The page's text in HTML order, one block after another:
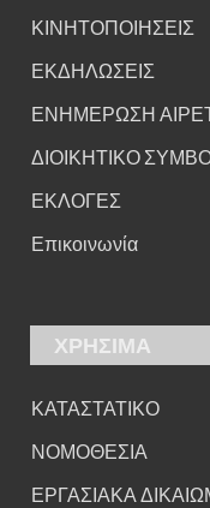
ΚΙΝΗΤΟΠΟΙΗΣΕΙΣ
ΕΚΔΗΛΩΣΕΙΣ
ΕΝΗΜΕΡΩΣΗ
ΔΙΟΙΚΗΤΙΚΟ
ΕΚΛΟΓΕΣ
Επικοινωνία
ΧΡΗΣΙΜΑ
ΚΑΤΑΣΤΑΤΙΚΟ
ΝΟΜΟΘΕΣΙΑ
ΕΡΓΑΣΙΑΚΑ